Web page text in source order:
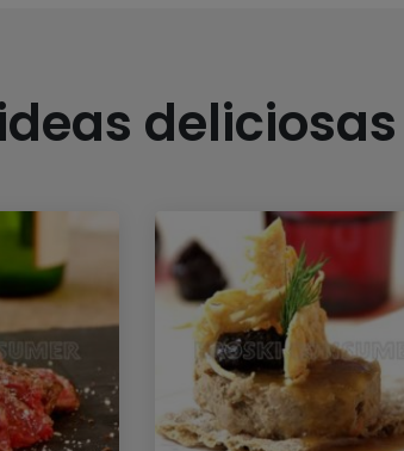
deliciosas